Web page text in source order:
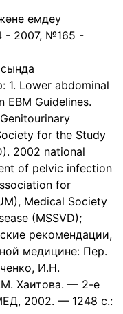
емдеу
- 2007, №165 -
1. Lower abdominal
Guidelines.
for the Study
2002 national
of pelvic infection
for
Medical Society
(MSSVD);
рекомендации,
медицине: Пер.
И.Н.
Хаитова. — 2-е
2002. — 1248 с.: